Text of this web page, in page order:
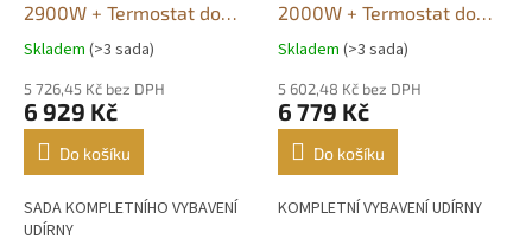
2900W + Termostat do
4500W
Průměrné
produktu
je
5,0
hvězdiček.
Skladem (>3 sada)
5 726,45 Kč bez DPH
6 929 Kč
Do košíku
SADA KOMPLETNÍHO VYBAVENÍ
UDÍRNY
2000W + Termostat do
4500W
Průměrné
produktu
je
5,0
hvězdiček.
Skladem (>3 sada)
5 602,48 Kč bez DPH
6 779 Kč
Do košíku
KOMPLETNÍ VYBAVENÍ UDÍRNY